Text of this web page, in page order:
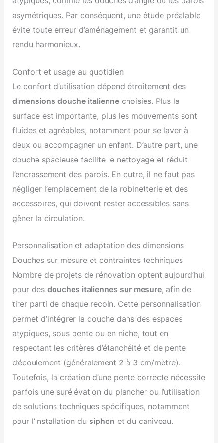
asymétriques. Par conséquent, une étude préalable
évite toute erreur d’aménagement et garantit un
rendu harmonieux.
Confort et usage au quotidien
Le confort d’utilisation dépend étroitement des
dimensions douche italienne choisies. Plus la
surface est importante, plus les mouvements sont
fluides et agréables, notamment pour se laver à
deux ou accompagner un enfant. D’autre part, une
douche spacieuse facilite le nettoyage et réduit
l’encrassement des parois. En outre, il ne faut pas
négliger l’emplacement de la robinetterie et des
accessoires, qui doivent rester accessibles sans
gêner la circulation.
Personnalisation et adaptation des dimensions
Douches sur mesure et contraintes techniques
Nombre de projets de rénovation optent aujourd’hui
pour desdouches italiennes sur mesure, afin de
tirer parti de chaque recoin. Cette personnalisation
permet d’intégrer la douche dans des espaces
atypiques, sous pente ou en niche, tout en
respectant les critères d’étanchéité et de pente
d’écoulement (généralement 2 à 3 cm/mètre).
Toutefois, la création d’une pente correcte nécessite
parfois une surélévation du plancher ou l’utilisation
de solutions techniques spécifiques, notamment
pour l’installation du siphon et du caniveau.